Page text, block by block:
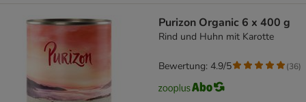
Purizon Organic 6 x 400 g
Rind und Huhn mit Karotte
Bewertung: 4.9/5 (36)